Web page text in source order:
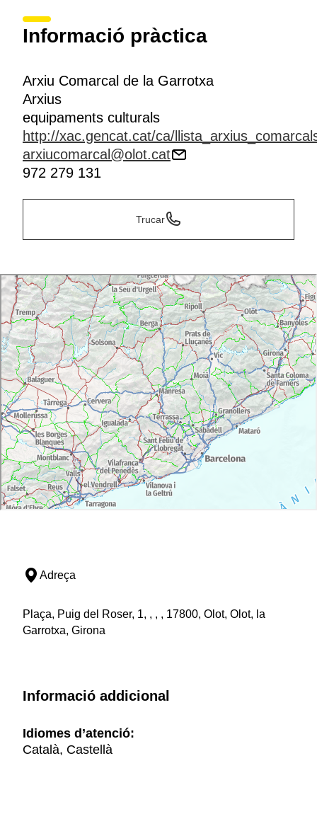
Informació pràctica
Arxiu Comarcal de la Garrotxa
Arxius
equipaments culturals
http://xac.gencat.cat/ca/
arxiucomarcal@olot.cat
972 279 131
Trucar
Adreça
Plaça, Puig del Roser, 1, , , , 17800, Olot, Olot, la
Garrotxa, Girona
Informació addicional
Idiomes d’atenció:
Català, Castellà